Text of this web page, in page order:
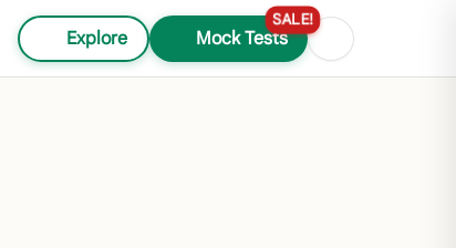
Explore Mock Tests
SALE!